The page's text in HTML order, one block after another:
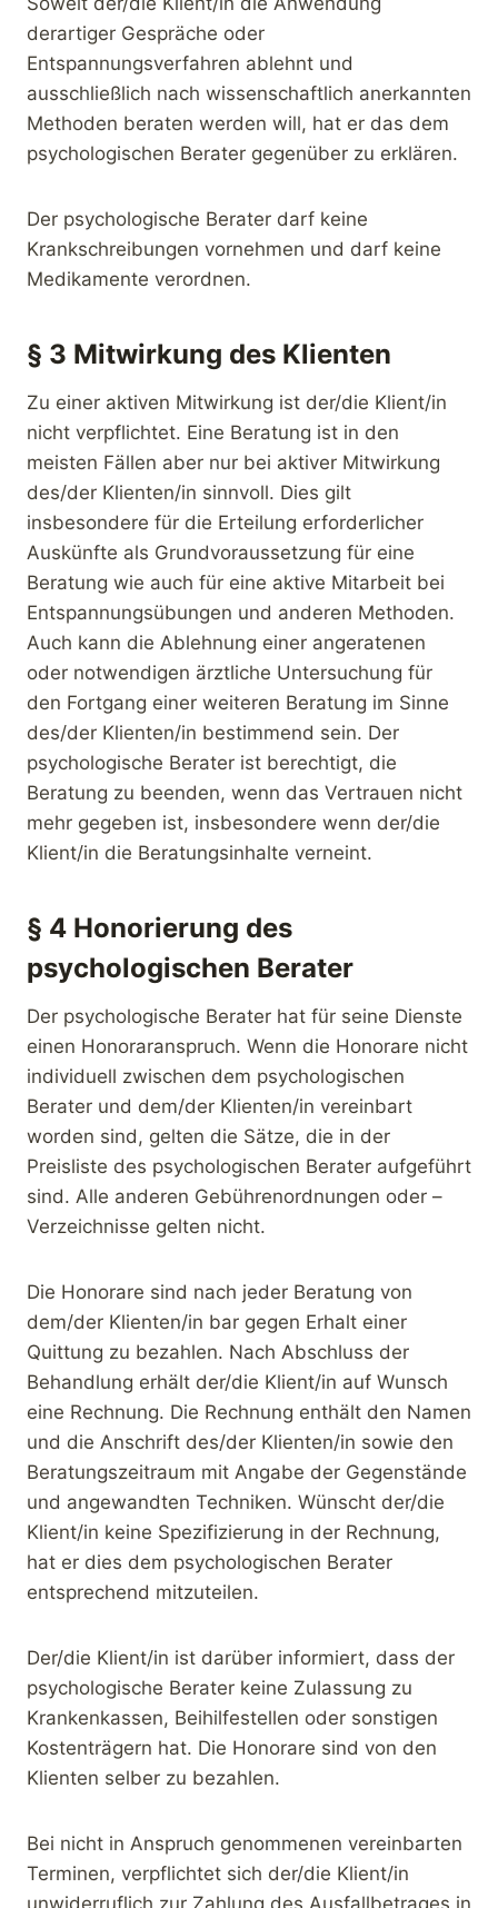
derartiger Gespräche oder
Entspannungsverfahren ablehnt und
ausschließlich nach wissenschaftlich anerkannten
Methoden beraten werden will, hat er das dem
psychologischen Berater gegenüber zu erklären.
Der psychologische Berater darf keine
Krankschreibungen vornehmen und darf keine
Medikamente verordnen.
§ 3 Mitwirkung des Klienten
Zu einer aktiven Mitwirkung ist der/die Klient/in
nicht verpflichtet. Eine Beratung ist in den
meisten Fällen aber nur bei aktiver Mitwirkung
des/der Klienten/in sinnvoll. Dies gilt
insbesondere für die Erteilung erforderlicher
Auskünfte als Grundvoraussetzung für eine
Beratung wie auch für eine aktive Mitarbeit bei
Entspannungsübungen und anderen Methoden.
Auch kann die Ablehnung einer angeratenen
oder notwendigen ärztliche Untersuchung für
den Fortgang einer weiteren Beratung im Sinne
des/der Klienten/in bestimmend sein. Der
psychologische Berater ist berechtigt, die
Beratung zu beenden, wenn das Vertrauen nicht
mehr gegeben ist, insbesondere wenn der/die
Klient/in die Beratungsinhalte verneint.
§ 4 Honorierung des
psychologischen Berater
Der psychologische Berater hat für seine Dienste
einen Honoraranspruch. Wenn die Honorare nicht
individuell zwischen dem psychologischen
Berater und dem/der Klienten/in vereinbart
worden sind, gelten die Sätze, die in der
Preisliste des psychologischen Berater aufgeführt
sind. Alle anderen Gebührenordnungen oder –
Verzeichnisse gelten nicht.
Die Honorare sind nach jeder Beratung von
dem/der Klienten/in bar gegen Erhalt einer
Quittung zu bezahlen. Nach Abschluss der
Behandlung erhält der/die Klient/in auf Wunsch
eine Rechnung. Die Rechnung enthält den Namen
und die Anschrift des/der Klienten/in sowie den
Beratungszeitraum mit Angabe der Gegenstände
und angewandten Techniken. Wünscht der/die
Klient/in keine Spezifizierung in der Rechnung,
hat er dies dem psychologischen Berater
entsprechend mitzuteilen.
Der/die Klient/in ist darüber informiert, dass der
psychologische Berater keine Zulassung zu
Krankenkassen, Beihilfestellen oder sonstigen
Kostenträgern hat. Die Honorare sind von den
Klienten selber zu bezahlen.
Bei nicht in Anspruch genommenen vereinbarten
Terminen, verpflichtet sich der/die Klient/in
unwiderruflich zur Zahlung des Ausfallbetrages in